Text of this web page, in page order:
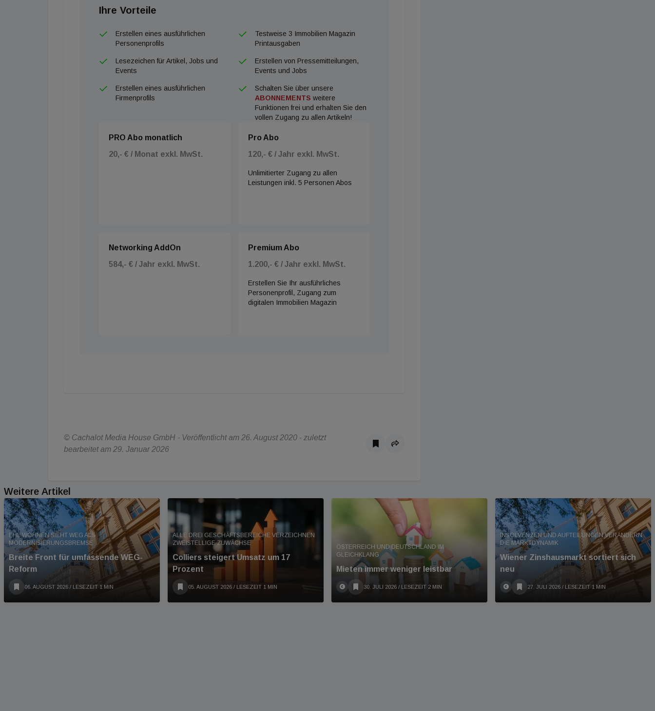
Ihre Vorteile
Erstellen eines ausführlichen
Personenprofils
Testweise 3 Immobilien Magazin
Printausgaben
Lesezeichen für Artikel, Jobs und
Events
Erstellen von Pressemitteilungen,
Events und Jobs
Erstellen eines ausführlichen
Firmenprofils
Schalten Sie über unsere
ABONNEMENTS weitere
Funktionen frei und erhalten Sie den
vollen Zugang zu allen Artikeln!
PRO Abo monatlich
20,- € / Monat exkl. MwSt.
Pro Abo
120,- € / Jahr exkl. MwSt.
Unlimitierter Zugang zu allen
Leistungen inkl. 5 Personen Abos
Networking AddOn
584,- € / Jahr exkl. MwSt.
Premium Abo
1.200,- € / Jahr exkl. MwSt.
Erstellen Sie Ihr ausführliches
Personenprofil, Zugang zum
digitalen Immobilien Magazin
© Cachalot Media House GmbH - Veröffentlicht am 26. August 2020 - zuletzt
bearbeitet am 29. Januar 2026
Weitere Artikel
EHL WOHNEN SIEHT WEG ALS
MODERNISIERUNGSBREMSE
Breite Front für umfassende WEG-
Reform
06. AUGUST 2026 / LESEZEIT 1 MIN
ALLE DREI GESCHÄFTSBEREICHE VERZEICHNEN
ZWEISTELLIGE ZUWÄCHSE
Colliers steigert Umsatz um 17
Prozent
05. AUGUST 2026 / LESEZEIT 1 MIN
ÖSTERREICH UND DEUTSCHLAND IM
GLEICHKLANG
Mieten immer weniger leistbar
30. JULI 2026 / LESEZEIT 2 MIN
INSOLVENZEN UND AUFTEILUNGEN VERÄNDERN
DIE MARKTDYNAMIK
Wiener Zinshausmarkt sortiert sich
neu
27. JULI 2026 / LESEZEIT 1 MIN